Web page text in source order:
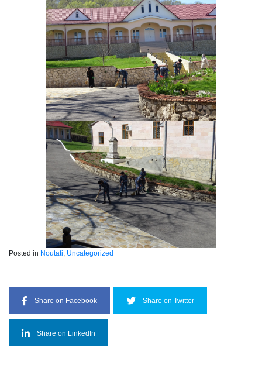
Posted in Noutati, Uncategorized
Share on Facebook Share on Twitter
Share on LinkedIn